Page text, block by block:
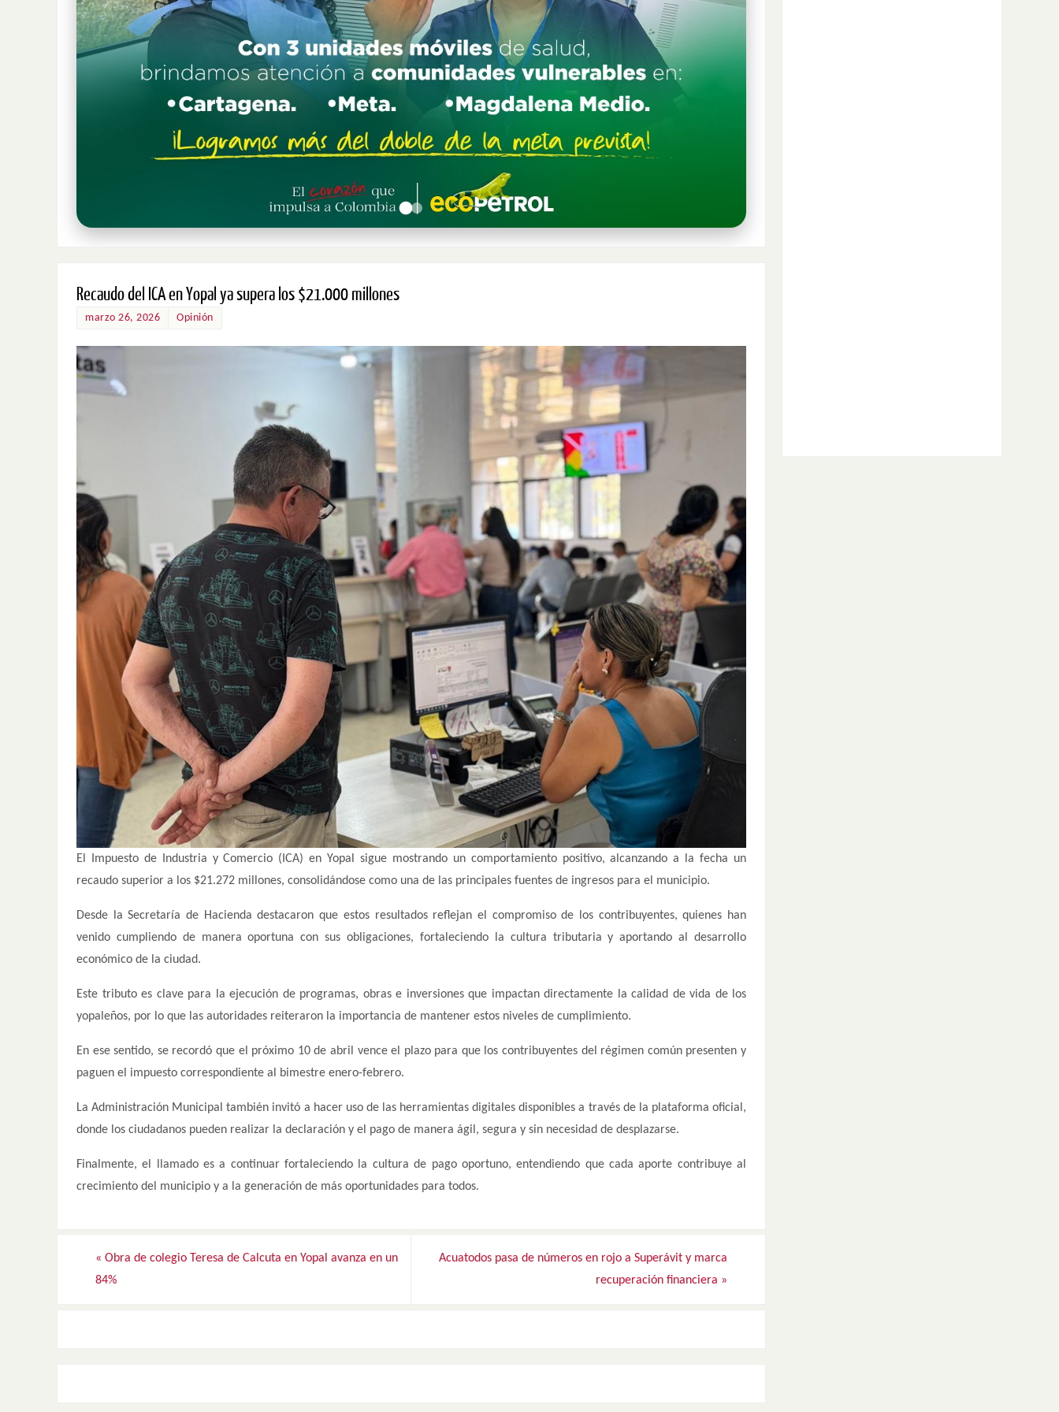
Recaudo del ICA en Yopal ya supera los $21.000 millones
marzo 26, 2026 Opinión
El Impuesto de Industria y Comercio (ICA) en Yopal sigue mostrando un comportamiento positivo, alcanzando a la fecha un
recaudo superior a los $21.272 millones, consolidándose como una de las principales fuentes de ingresos para el municipio.
Desde la Secretaría de Hacienda destacaron que estos resultados reflejan el compromiso de los contribuyentes, quienes han
venido cumpliendo de manera oportuna con sus obligaciones, fortaleciendo la cultura tributaria y aportando al desarrollo
económico de la ciudad.
Este tributo es clave para la ejecución de programas, obras e inversiones que impactan directamente la calidad de vida de los
yopaleños, por lo que las autoridades reiteraron la importancia de mantener estos niveles de cumplimiento.
En ese sentido, se recordó que el próximo 10 de abril vence el plazo para que los contribuyentes del régimen común presenten y
paguen el impuesto correspondiente al bimestre enero-febrero.
La Administración Municipal también invitó a hacer uso de las herramientas digitales disponibles a través de la plataforma oficial,
donde los ciudadanos pueden realizar la declaración y el pago de manera ágil, segura y sin necesidad de desplazarse.
Finalmente, el llamado es a continuar fortaleciendo la cultura de pago oportuno, entendiendo que cada aporte contribuye al
crecimiento del municipio y a la generación de más oportunidades para todos.
« Obra de colegio Teresa de Calcuta en Yopal avanza en un
84%
Acuatodos pasa de números en rojo a Superávit y marca
recuperación financiera »